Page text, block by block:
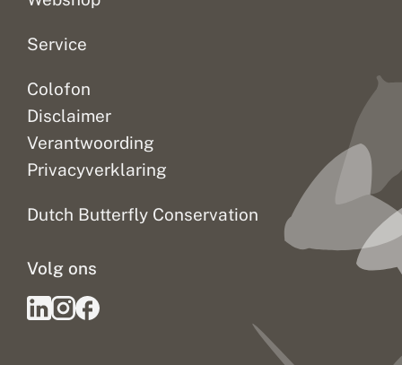
Service
Colofon
Disclaimer
Verantwoording
Privacyverklaring
Dutch Butterfly Conservation
Volg ons